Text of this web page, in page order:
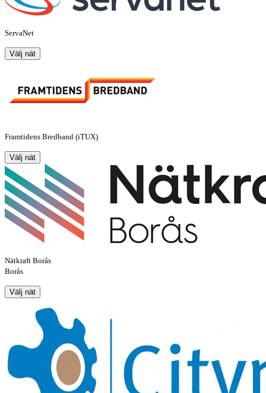
ServaNet
Välj nät
Framtidens Bredband (iTUX)
Välj nät
Nätkraft Borås
Borås
Välj nät